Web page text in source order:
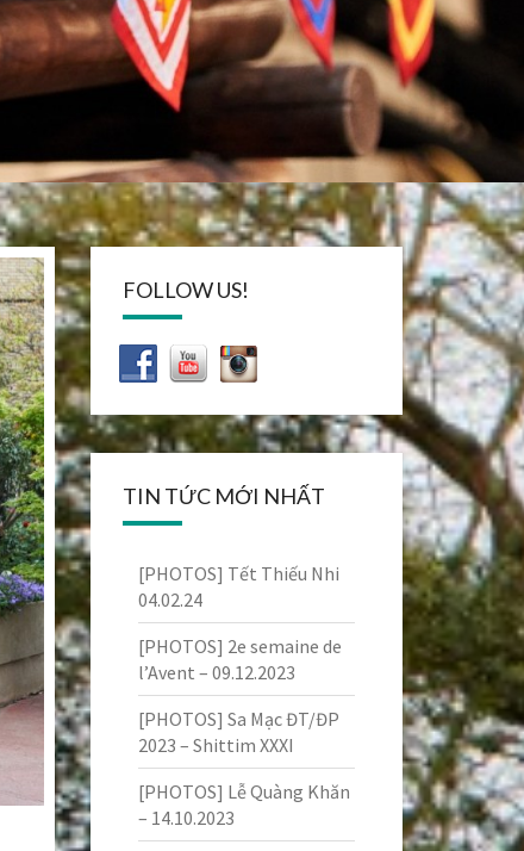
FOLLOW US!
TIN TỨC MỚI NHẤT
[PHOTOS] Tết Thiếu Nhi
04.02.24
[PHOTOS] 2e semaine de
l’Avent – 09.12.2023
[PHOTOS] Sa Mạc ĐT/ĐP
2023 – Shittim XXXI
[PHOTOS] Lễ Quàng Khăn
– 14.10.2023